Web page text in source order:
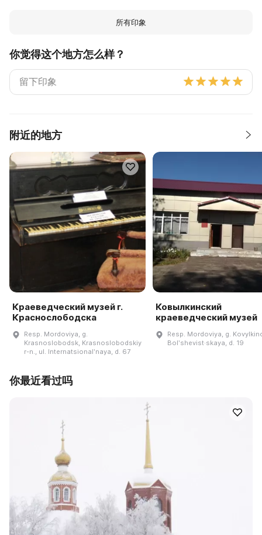
所有印象
你觉得这个地方怎么样？
附近的地方
Краеведческий музей г.
Краснослободска
Resp. Mordoviya, g.
Krasnoslobodsk, Krasnoslobodskiy
r-n., ul. Internatsionalʹnaya, d. 67
Ковылкинский
краеведческий музей
Resp. Mordoviya, g.
Bolʹshevist·skaya, d. 19
你最近看过吗